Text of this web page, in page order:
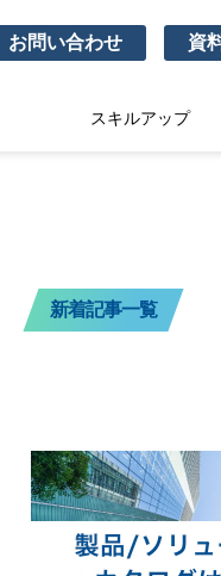
お問い合わせ 資
スキルアップ
新着記事一覧